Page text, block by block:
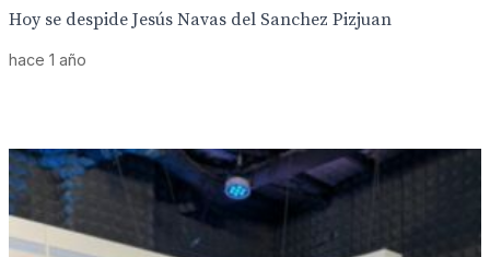
Hoy se despide Jesús Navas del Sanchez Pizjuan
hace 1 año